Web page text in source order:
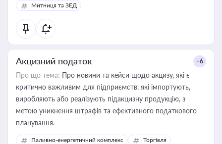
Митниця та ЗЕД
Акцизний податок +6
Про що тема: Про новини та кейси щодо акцизу, які є
критично важливим для підприємств, які імпортують,
виробляють або реалізують підакцизну продукцію, з
метою уникнення штрафів та ефективного податкового
планування.
Паливно-енергетичний комплекс
Торгівля